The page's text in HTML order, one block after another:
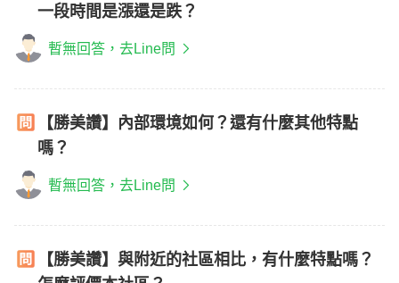
一段時間是漲還是跌？
暫無回答，去Line問
【勝美讚】內部環境如何？還有什麼其他特點
嗎？
暫無回答，去Line問
【勝美讚】與附近的社區相比，有什麼特點嗎？